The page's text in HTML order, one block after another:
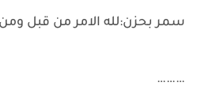
سمر بحزن:لله الامر من قبل
………